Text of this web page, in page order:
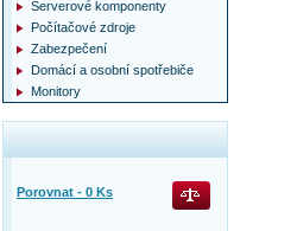
Serverové komponenty
Počítačové zdroje
Zabezpečení
Domácí a osobní spotřebiče
Monitory
Porovnat - 0 Ks